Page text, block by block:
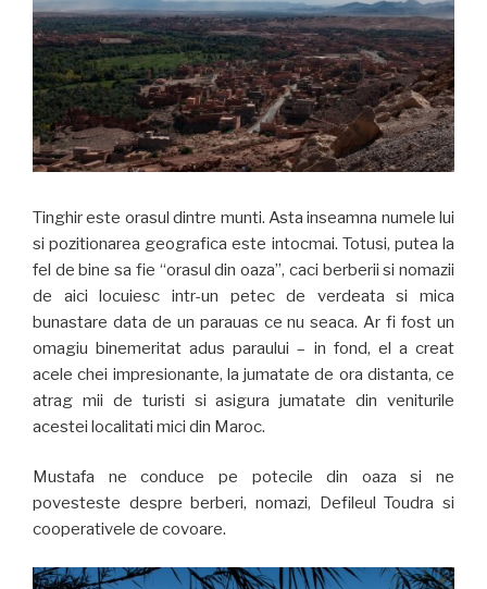
Tinghir este orasul dintre munti. Asta inseamna numele lui
si pozitionarea geografica este intocmai. Totusi, putea la
fel de bine sa fie “orasul din oaza”, caci berberii si nomazii
de aici locuiesc intr-un petec de verdeata si mica
bunastare data de un parauas ce nu seaca. Ar fi fost un
omagiu binemeritat adus paraului – in fond, el a creat
acele chei impresionante, la jumatate de ora distanta, ce
atrag mii de turisti si asigura jumatate din veniturile
acestei localitati mici din Maroc.
Mustafa ne conduce pe potecile din oaza si ne
povesteste despre berberi, nomazi, Defileul Toudra si
cooperativele de covoare.